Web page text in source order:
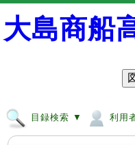
大島商船
目録検索 ▼ 利用